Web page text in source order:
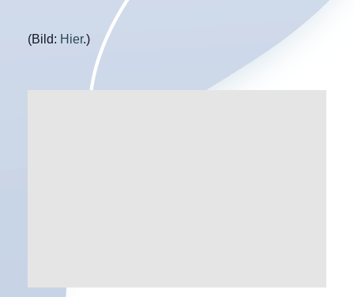
(Bild: Hier.)